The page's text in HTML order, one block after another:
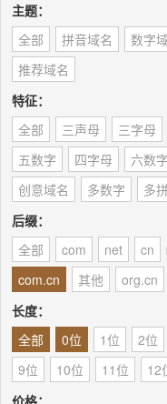
主题：
全部
拼音域名 数字
推荐域名
特征：
全部
三声母 三字母
五数字
四字母 六数字
创意域名
多数字 多
后缀：
全部
com net cn
com.cn
其他 org.cn
长度：
全部
0位 1位 2位
9位
10位 11位 12
价格：